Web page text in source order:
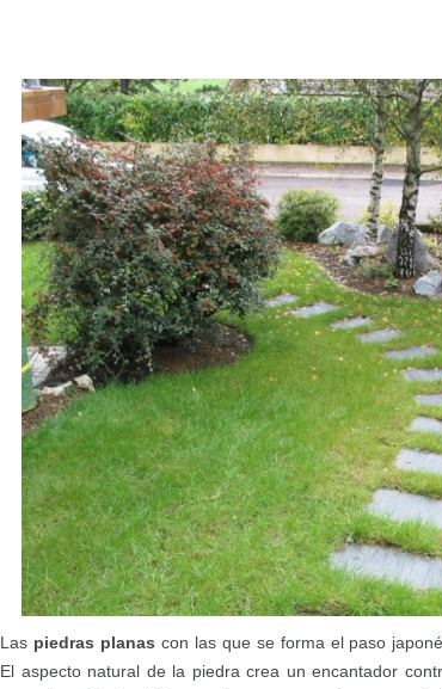
Las piedras planas con las que se forma el paso
El aspecto natural de la piedra crea un encantador